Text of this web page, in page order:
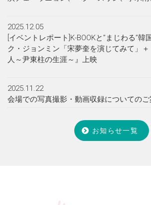
2025.12.05
[イベントレポート]K-BOOKと”まじわる”
ク・ジョンミン「宋夢奎を演じてみて」
人～尹東柱の生涯～』上映
2025.11.22
会場での写真撮影・動画収録についてのご
お知らせ一覧